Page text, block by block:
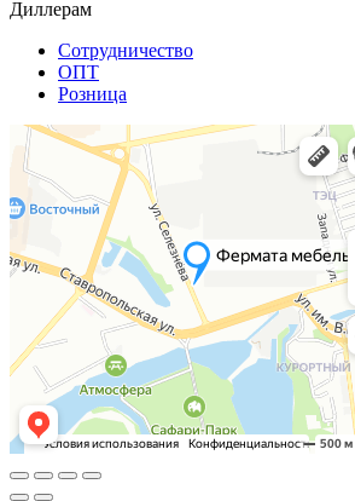
Диллерам
Сотрудничество
ОПТ
Розница